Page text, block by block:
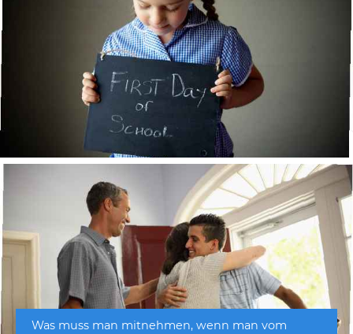
Was muss man mitnehmen, wenn man vom